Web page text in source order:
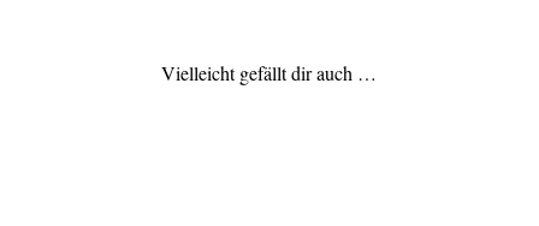
Vielleicht gefällt dir auch …